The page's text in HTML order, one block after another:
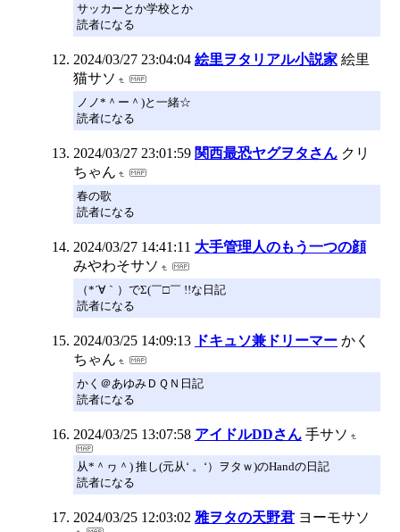
サッカーとか学校とか
読者になる
2024/03/27 23:04:04 絵里ヲタリアル小説家 絵里
猫サソ
ノノ*＾ー＾)と一緒☆
読者になる
2024/03/27 23:01:59 関西最恐ヤグヲタさん クリ
ちゃん
春の歌
読者になる
2024/03/27 14:41:11 大手管理人のもう一つの顔
みやわそサソ
（*´∀｀）でΣ(￣□￣ !!な日記
読者になる
2024/03/25 14:09:13 ドキュソ兼ドリーマー かく
ちゃん
かく＠あゆみＤＱＮ日記
読者になる
2024/03/25 13:07:58 アイドルDDさん 手サソ
从*＾ヮ＾) 推し(元从‘ 。‘）ヲタｗ)のHandの日記
読者になる
2024/03/25 12:03:02 雅ヲタの天野君 ヨーモサソ